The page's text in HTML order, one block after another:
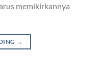
memikirkannya
→